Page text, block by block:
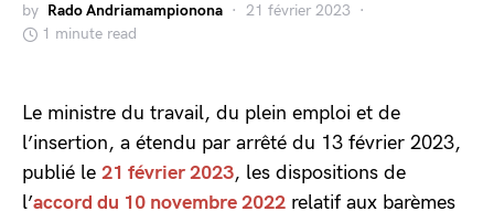
by Rado Andriamampionona
21 février 2023
1 minute read
Le ministre du travail, du plein emploi et de
l’insertion, a étendu par arrêté du 13 février 2023,
publié le 21 février 2023, les dispositions de
l’accord du 10 novembre 2022 relatif aux barèmes